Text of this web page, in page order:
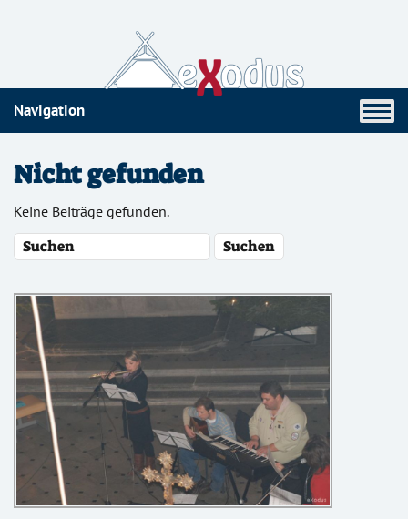
Navigation
Nicht gefunden
Keine Beiträge gefunden.
h
e